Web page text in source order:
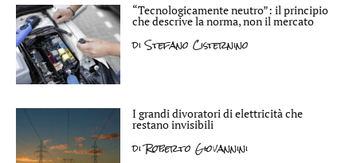
“Tecnologicamente neutro”: il principio
che descrive la norma, non il mercato
diStefano Cisternino
I grandi divoratori di elettricità che
restano invisibili
diRoberto Giovannini